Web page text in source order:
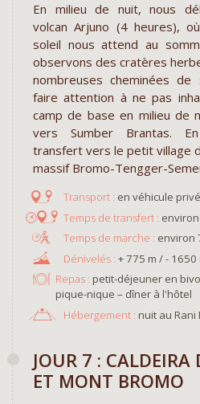
En milieu de nuit, nous
volcan Arjuno (4 heures),
soleil nous attend au
observons des cratères
nombreuses cheminées
faire attention à ne pas
camp de base en milieu de
vers Sumber Brantas. En
transfert vers le petit village
massif Bromo-Tengger-
en véhicule privé
environ
+ 775 m / - 1650
Repas : petit-déjeuner en
pique-nique – dîner à l'hôtel
Hébergement : nuit au Rani
JOUR 7 : CALDEIRA
ET MONT BROMO